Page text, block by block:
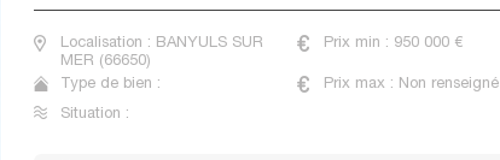
Localisation : BANYULS SUR
MER (66650)
Prix min : 950 000 €
Type de bien : Prix max : Non renseigné
Situation :